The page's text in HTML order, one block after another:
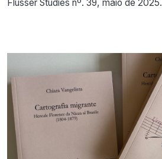
Flusser Studies nº. 39, maio de 2025.